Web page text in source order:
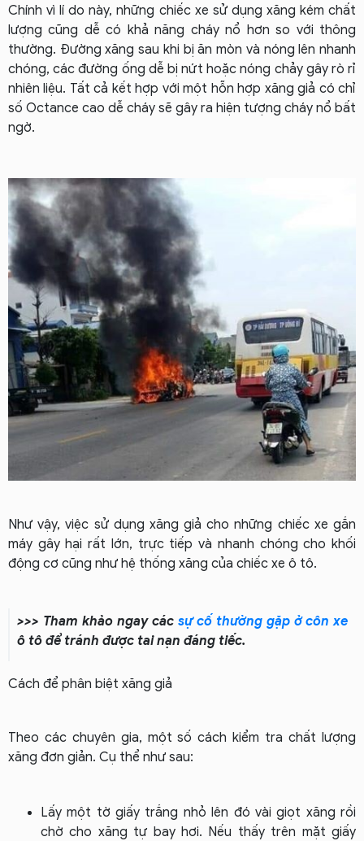
Chính vì lí do này, những chiếc xe sử dụng xăng kém chất
lượng cũng dễ có khả năng cháy nổ hơn so với thông
thường. Đường xăng sau khi bị ăn mòn và nóng lên nhanh
chóng, các đường ống dễ bị nứt hoặc nóng chảy gây rò rỉ
nhiên liệu. Tất cả kết hợp với một hỗn hợp xăng giả có chỉ
số Octance cao dễ cháy sẽ gây ra hiện tượng cháy nổ bất
ngờ.
Như vậy, việc sử dụng xăng giả cho những chiếc xe gắn
máy gây hại rất lớn, trực tiếp và nhanh chóng cho khối
động cơ cũng như hệ thống xăng của chiếc xe ô tô.
>>> Tham khảo ngay các sự cố thường gặp ở côn xe
ô tô để tránh được tai nạn đáng tiếc.
Cách để phân biệt xăng giả
Theo các chuyên gia, một số cách kiểm tra chất lượng
xăng đơn giản. Cụ thể như sau:
Lấy một tờ giấy trắng nhỏ lên đó vài giọt xăng rồi
chờ cho xăng tự bay hơi. Nếu thấy trên mặt giấy